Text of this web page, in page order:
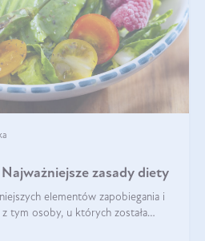
zasady diety
elementów zapobiegania i
z tym osoby, u których została